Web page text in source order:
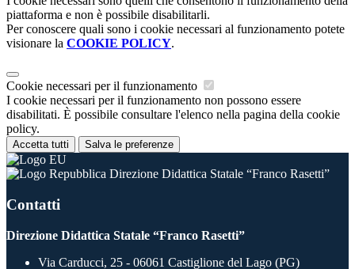
piattaforma e non è possibile disabilitarli.
Per conoscere quali sono i cookie necessari al funzionamento potete
visionare la COOKIE POLICY.
Cookie necessari per il funzionamento
I cookie necessari per il funzionamento non possono essere
disabilitati. È possibile consultare l'elenco nella pagina della cookie
policy.
Accetta tutti Salva le preferenze
Direzione Didattica Statale “Franco Rasetti”
Contatti
Direzione Didattica Statale “Franco Rasetti”
Via Carducci, 25 - 06061 Castiglione del Lago (PG)